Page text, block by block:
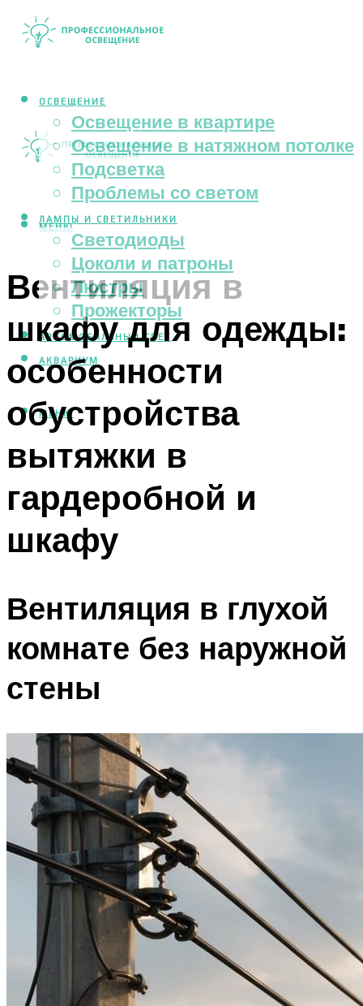
ОСВЕЩЕНИЕ
Освещение в квартире
Освещение в натяжном потолке
Подсветка
Проблемы со светом
ЛАМПЫ И СВЕТИЛЬНИКИ
Светодиоды
Цоколи и патроны
Люстры
Прожекторы
АВТОМОБИЛЬНЫЙ СВЕТ
АКВАРИУМ
МЕНЮ
МЕНЮ
Вентиляция в
шкафу для одежды:
особенности
обустройства
вытяжки в
гардеробной и
шкафу
Вентиляция в глухой
комнате без наружной
стены